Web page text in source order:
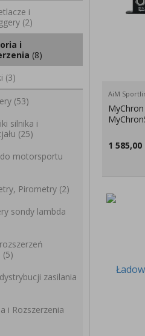
i
(2)
i
(8)
(3)
(53)
silnika i
(25)
motorsportu
Pirometry (2)
sondy lambda
(5)
zasilania
i Rozszerzenia
AiM
1 585,00